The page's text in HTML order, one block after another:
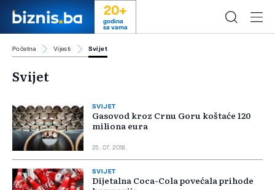
20+
godina
sa vama
Početna Vijesti Svijet
Svijet
SVIJET
Gasovod kroz Crnu Goru koštaće 120
miliona eura
25. 07. 2018.
SVIJET
Dijetalna Coca-Cola povećala prihode